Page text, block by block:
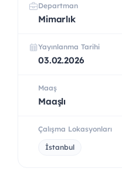
Departman
Mimarlık
Yayınlanma Tarihi
03.02.2026
Maaş
Maaşlı
Çalışma Lokasyonları
İstanbul